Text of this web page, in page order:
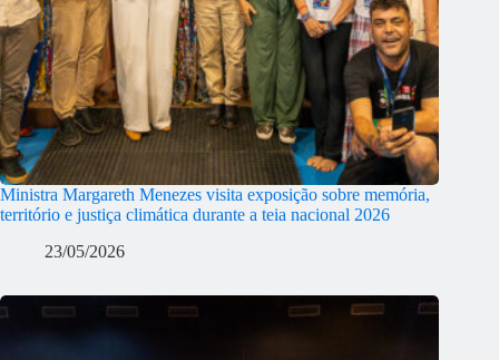
Ministra Margareth Menezes visita exposição sobre memória,
território e justiça climática durante a teia nacional 2026
23/05/2026